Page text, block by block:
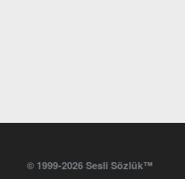
© 1999-2026 Sesli Sözlük™